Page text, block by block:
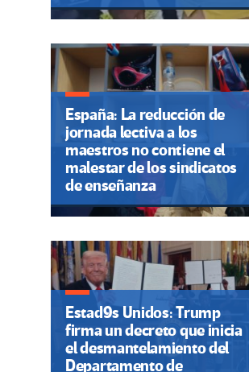
España: La reducción de
jornada lectiva a los
maestros no contiene el
malestar de los sindicatos
de enseñanza
Estad9s Unidos: Trump
firma un decreto que inicia
el desmantelamiento del
Departamento de